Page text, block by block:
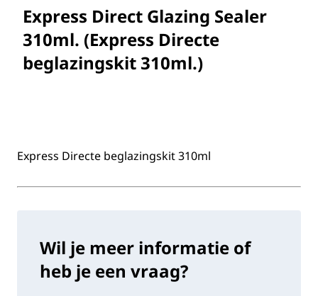
Express Direct Glazing Sealer
310ml. (Express Directe
beglazingskit 310ml.)
Express Directe beglazingskit 310ml
Wil je meer informatie of
heb je een vraag?